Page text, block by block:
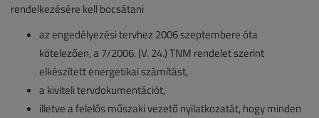
rendelkezésére kell bocsátani
az engedélyezési tervhez 2006 szeptembere óta
kötelezően, a 7/2006. (V. 24.) TNM rendelet szerint
elkészített energetikai számítást,
a kiviteli tervdokumentációt,
illetve a felelős műszaki vezető nyilatkozatát, hogy minden